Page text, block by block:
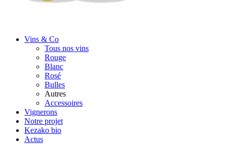
Vins & Co
Tous nos vins
Rouge
Blanc
Rosé
Bulles
Autres
Accessoires
Vignerons
Notre projet
Kezako bio
Actus